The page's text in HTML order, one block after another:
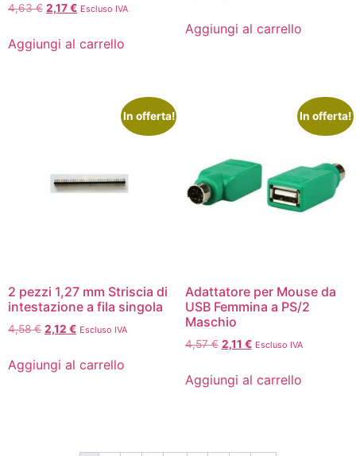
4,63€ 2,17€ Escluso IVA
Aggiungi al carrello
Aggiungi al carrello
In offerta!
2 pezzi 1,27 mm Striscia di
intestazione a fila singola
4,58€ 2,12 € Escluso IVA
Aggiungi al carrello
In offerta!
Adattatore per Mouse da
USB Femmina a PS/2
Maschio
4,57€ 2,11 € Escluso IVA
Aggiungi al carrello